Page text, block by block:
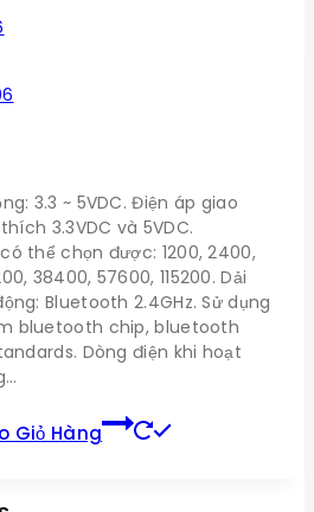
3.3 ~ 5VDC. Điện áp giao
3.3VDC và 5VDC.
thể chọn được: 1200, 2400,
38400, 57600, 115200. Dải
Bluetooth 2.4GHz. Sử dụng
bluetooth chip, bluetooth
Dòng điện khi hoạt
Giỏ Hàng